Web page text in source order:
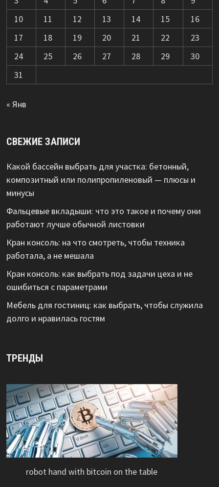
10
11 12 13 14 15
16
17
18 19 20 21 22
23
24
25 26 27 28 29
30
31
« Янв
СВЕЖИЕ ЗАПИСИ
Какой бассейн выбрать для участка: бетонный,
композитный или полипропиленовый — плюсы и
минусы
Фальцевые вкладыши: что это такое и почему они
работают лучше обычной листовки
Кран консоль: на что смотреть, чтобы техника
работала, а не мешала
Кран консоль: как выбрать под задачи цеха и не
ошибиться с параметрами
Мебель для гостиниц: как выбрать, чтобы служила
долго и нравилась гостям
ТРЕНДЫ
robot hand with bitcoin on the table